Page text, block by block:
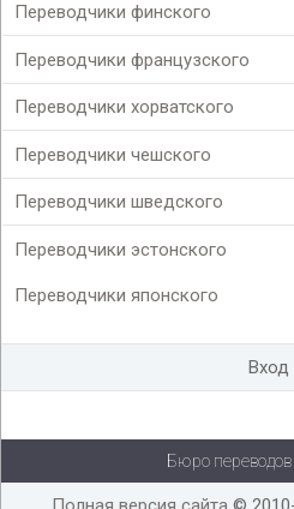
Переводчики финского
Переводчики французского
Переводчики хорватского
Переводчики чешского
Переводчики шведского
Переводчики эстонского
Переводчики японского
Вход
Бюро